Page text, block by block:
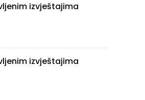
izvještajima
izvještajima